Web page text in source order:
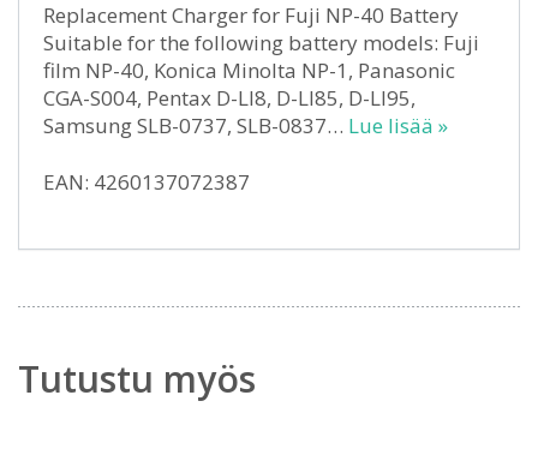
Replacement Charger for Fuji NP-40 Battery
Suitable for the following battery models: Fuji
film NP-40, Konica Minolta NP-1, Panasonic
CGA-S004, Pentax D-LI8, D-LI85, D-LI95,
Samsung SLB-0737, SLB-0837… Lue lisää »
EAN: 4260137072387
Tutustu myös